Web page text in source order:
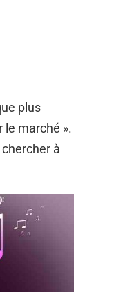
plus
marché ».
à